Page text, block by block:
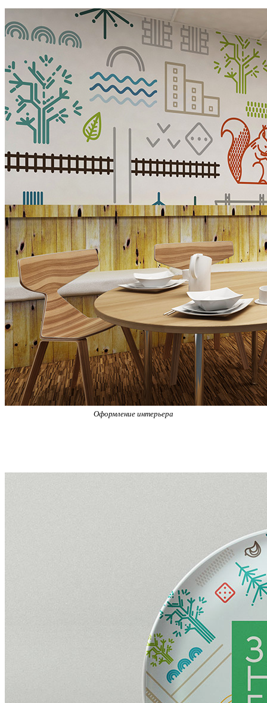
Оформление интерьера